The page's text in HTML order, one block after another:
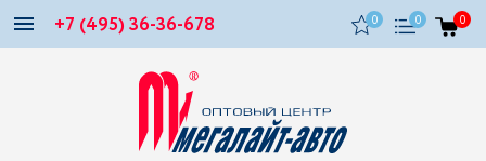
+7 (495) 36-36-678 0 0 0